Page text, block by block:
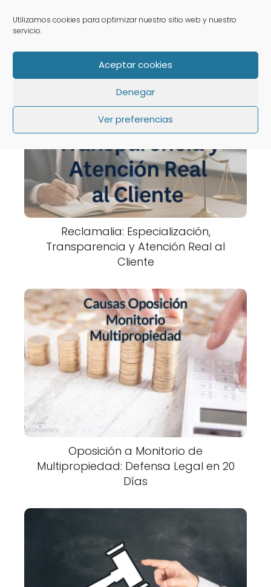
Utilizamos cookies para optimizar nuestro sitio web y nuestro
servicio.
Aceptar cookies
Denegar
Ver preferencias
Madrid — Atendemos toda la
Reclamalia: Especialización,
Transparencia y Atención Real al
Cliente
Oposición a Monitorio de
Multipropiedad: Defensa Legal en 20
Días